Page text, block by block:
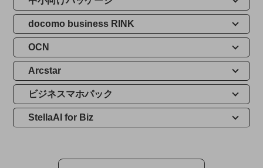
通信モジュール製品
衛星携帯電話
IOT完了済みメーカーブランド製品
料金TOP
ドコモBiz データ無制限 ドコモ MAX ドコモ mini ドコモBiz かけ放題
ケータイプラン
docomo business RINK
OCN
Arcstar
ビジネスマホパック
StellaAI for Biz